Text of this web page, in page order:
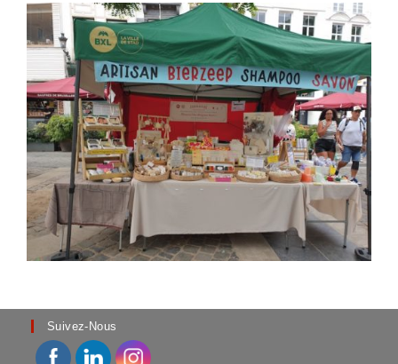
Suivez-Nous